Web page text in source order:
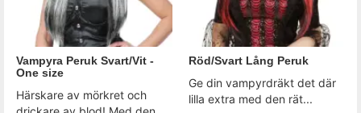
Vampyra Peruk Svart/Vit -
One size
Härskare av mörkret och
Röd/Svart Lång Peruk
Ge din vampyrdräkt det där
lilla extra med den rät...